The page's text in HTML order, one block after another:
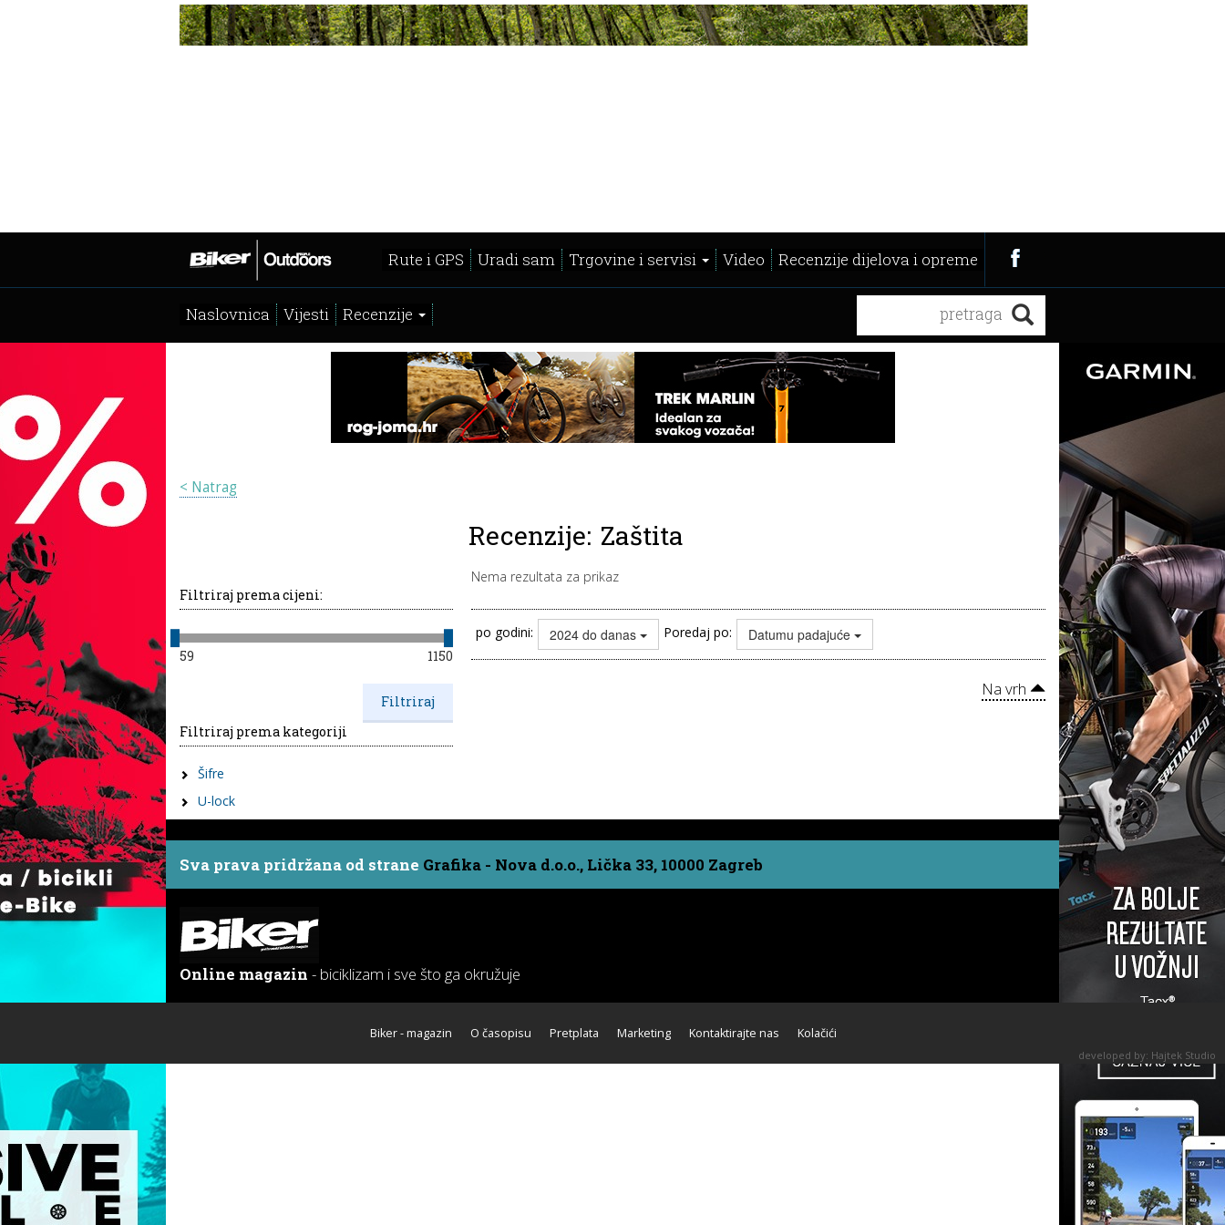
Rute i GPS Uradi sam Trgovine i servisi Video Recenzije dijelova i opreme
Naslovnica Vijesti Recenzije
< Natrag
Recenzije: Zaštita
Nema rezultata za prikaz
Filtriraj prema cijeni:
59 1150
Filtriraj prema kategoriji
Šifre
U-lock
po godini: 2024 do danas Poredaj po: Datumu padajuće
Na vrh
Sva prava pridržana od strane Grafika - Nova d.o.o., Lička 33, 10000 Zagreb
Online magazin - biciklizam i sve što ga okružuje
Biker - magazin O časopisu Pretplata Marketing Kontaktirajte nas Kolačići
developed by: Hajtek Studio